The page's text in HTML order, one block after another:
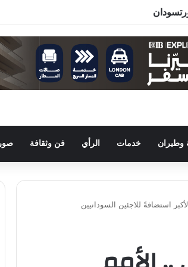
وطيران خدمات الرأي فن وثقافة